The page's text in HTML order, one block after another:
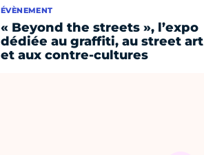
ÉVÈNEMENT
« Beyond the streets », l’expo
dédiée au graffiti, au street art
et aux contre-cultures